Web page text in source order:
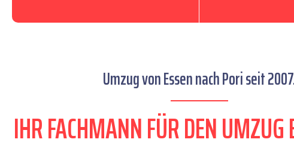
Umzug von Essen nach Pori seit
IHR FACHMANN FÜR DEN UMZUG